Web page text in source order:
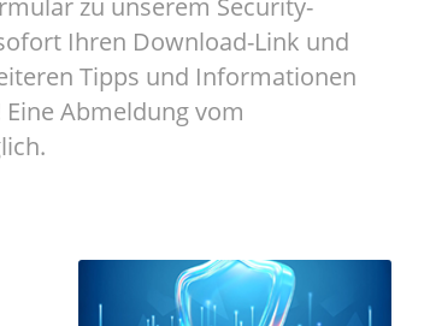
zu unserem Security-
Ihren Download-Link und
Tipps und Informationen
Abmeldung vom